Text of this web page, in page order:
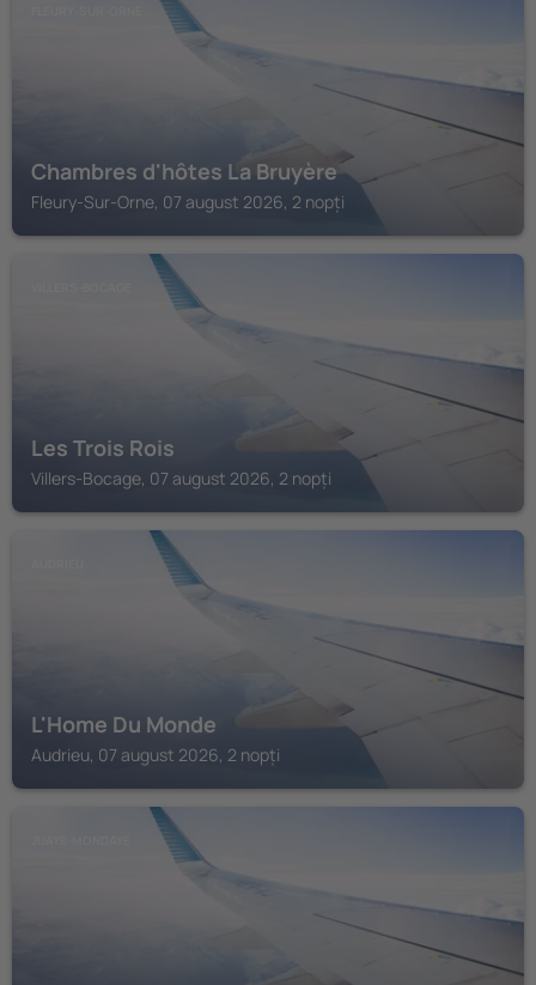
Chambres d'hôtes La Bruyère
Fleury-Sur-Orne, 07 august 2026, 2 nopți
Les Trois Rois
Villers-Bocage, 07 august 2026, 2 nopți
L'Home Du Monde
Audrieu, 07 august 2026, 2 nopți